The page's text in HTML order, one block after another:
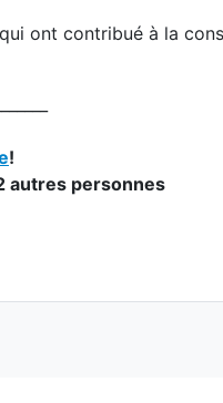
ont contribué à la
!
autres personnes